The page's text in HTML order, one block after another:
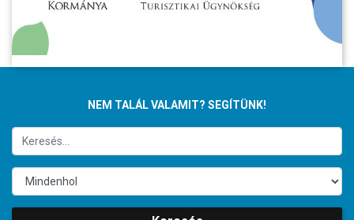
NEM TALÁL VALAMIT? SEGÍTÜNK!